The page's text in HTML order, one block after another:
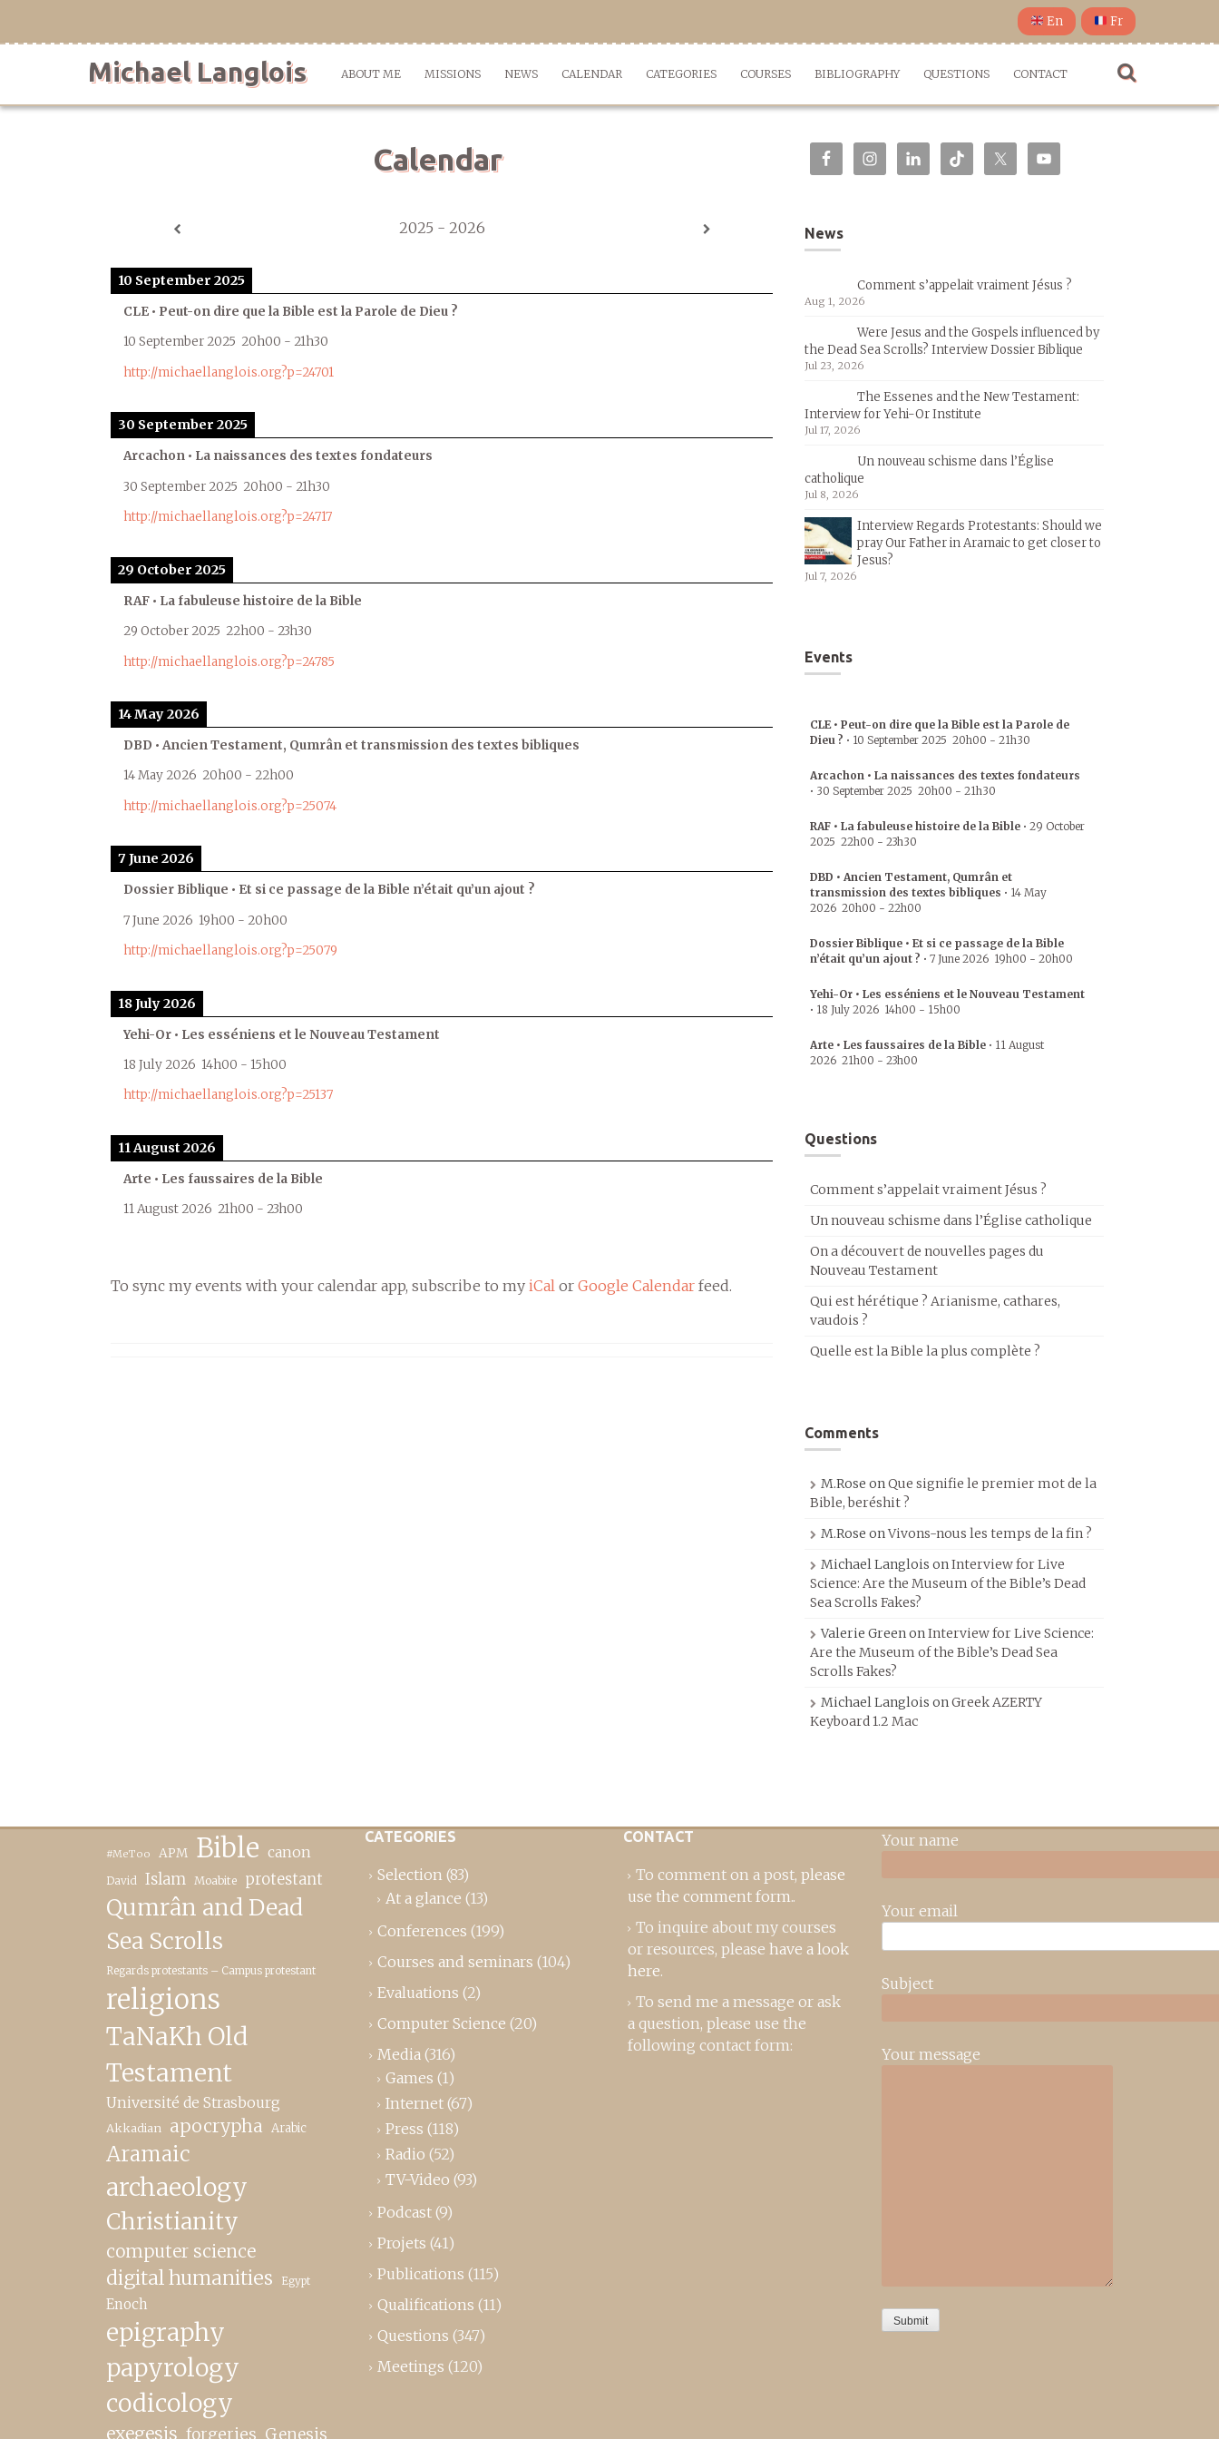
En Fr
Michael Langlois ABOUT ME MISSIONS NEWS CALENDAR CATEGORIES COURSES BIBLIOGRAPHY QUESTIONS CONTACT
Calendar
2025 - 2026
10 September 2025
CLE • Peut-on dire que la Bible est la Parole de Dieu ?
10 September 2025 20h00 - 21h30
http://michaellanglois.org?p=24701
30 September 2025
Arcachon • La naissances des textes fondateurs
30 September 2025 20h00 - 21h30
http://michaellanglois.org?p=24717
29 October 2025
RAF • La fabuleuse histoire de la Bible
29 October 2025 22h00 - 23h30
http://michaellanglois.org?p=24785
14 May 2026
DBD • Ancien Testament, Qumrân et transmission des textes bibliques
14 May 2026 20h00 - 22h00
http://michaellanglois.org?p=25074
7 June 2026
Dossier Biblique • Et si ce passage de la Bible n’était qu’un ajout ?
7 June 2026 19h00 - 20h00
http://michaellanglois.org?p=25079
18 July 2026
Yehi-Or • Les esséniens et le Nouveau Testament
18 July 2026 14h00 - 15h00
http://michaellanglois.org?p=25137
11 August 2026
Arte • Les faussaires de la Bible
11 August 2026 21h00 - 23h00
To sync my events with your calendar app, subscribe to my iCal or Google Calendar feed.
News
Comment s’appelait vraiment Jésus ?
Aug 1, 2026
Were Jesus and the Gospels influenced by
the Dead Sea Scrolls? Interview Dossier Biblique
Jul 23, 2026
The Essenes and the New Testament:
Interview for Yehi-Or Institute
Jul 17, 2026
Un nouveau schisme dans l’Église
catholique
Jul 8, 2026
Interview Regards Protestants: Should we
pray Our Father in Aramaic to get closer to
Jesus?
Jul 7, 2026
Events
CLE • Peut-on dire que la Bible est la Parole de
Dieu ? • 10 September 2025 20h00 - 21h30
Arcachon • La naissances des textes fondateurs
• 30 September 2025 20h00 - 21h30
RAF • La fabuleuse histoire de la Bible • 29 October
2025 22h00 - 23h30
DBD • Ancien Testament, Qumrân et
transmission des textes bibliques • 14 May
2026 20h00 - 22h00
Dossier Biblique • Et si ce passage de la Bible
n’était qu’un ajout ? • 7 June 2026 19h00 - 20h00
Yehi-Or • Les esséniens et le Nouveau Testament
• 18 July 2026 14h00 - 15h00
Arte • Les faussaires de la Bible • 11 August
2026 21h00 - 23h00
Questions
Comment s’appelait vraiment Jésus ?
Un nouveau schisme dans l’Église catholique
On a découvert de nouvelles pages du
Nouveau Testament
Qui est hérétique ? Arianisme, cathares,
vaudois ?
Quelle est la Bible la plus complète ?
Comments
M.Rose onQue signifie le premier mot de la
Bible, beréshit ?
M.Rose onVivons-nous les temps de la fin ?
Michael Langlois onInterview for Live
Science: Are the Museum of the Bible’s Dead
Sea Scrolls Fakes?
Valerie GreenonInterview for Live Science:
Are the Museum of the Bible’s Dead Sea
Scrolls Fakes?
Michael Langlois onGreek AZERTY
Keyboard 1.2 Mac
#MeToo APM Bible canon
David Islam Moabite protestant
Qumrân and Dead
Sea Scrolls
Regards protestants – Campus protestant
religions
TaNaKh Old
Testament
Université de Strasbourg
Akkadian apocrypha Arabic
Aramaic
archaeology
Christianity
computer science
digital humanities Egypt
Enoch
epigraphy
papyrology
codicology
exegesis forgeries Genesis
CATEGORIES
Selection (83)
At a glance (13)
Conferences (199)
Courses and seminars (104)
Evaluations (2)
Computer Science (20)
Media (316)
Games (1)
Internet (67)
Press (118)
Radio (52)
TV-Video (93)
Podcast (9)
Projets (41)
Publications (115)
Qualifications (11)
Questions (347)
Meetings (120)
CONTACT
To comment on a post, please
use the comment form..
To inquire about my courses
or resources, please have a look
here.
To send me a message or ask
a question, please use the
following contact form:
Your name
Your email
Subject
Your message